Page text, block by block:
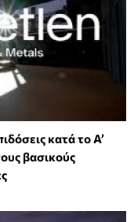
κατά το Α’
βασικούς